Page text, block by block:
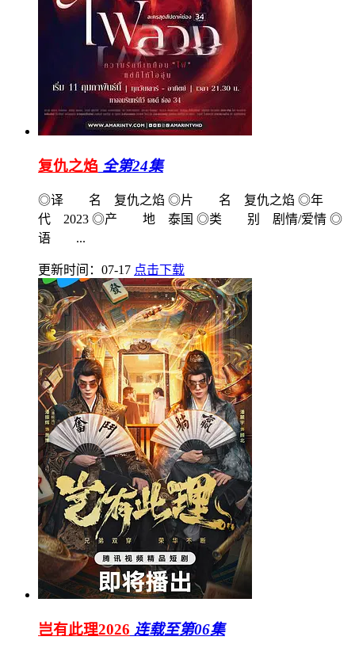
复仇之焰 全第24集
◎译 名 复仇之焰 ◎片 名 复仇之焰 ◎年
代 2023 ◎产 地 泰国 ◎类 别 剧情/爱情 ◎
语 ...
更新时间：07-17 点击下载
岂有此理2026 连载至第06集